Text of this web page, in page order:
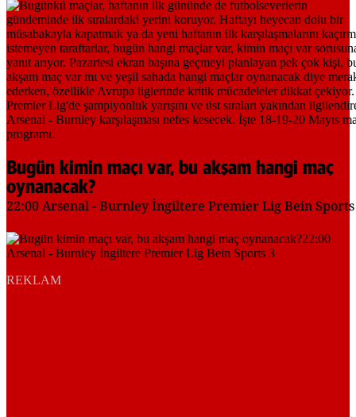
Bugün kimin maçı var, bu akşam hangi maç
oynanacak?
22:00 Arsenal - Burnley İngiltere Premier Lig Bein
REKLAM